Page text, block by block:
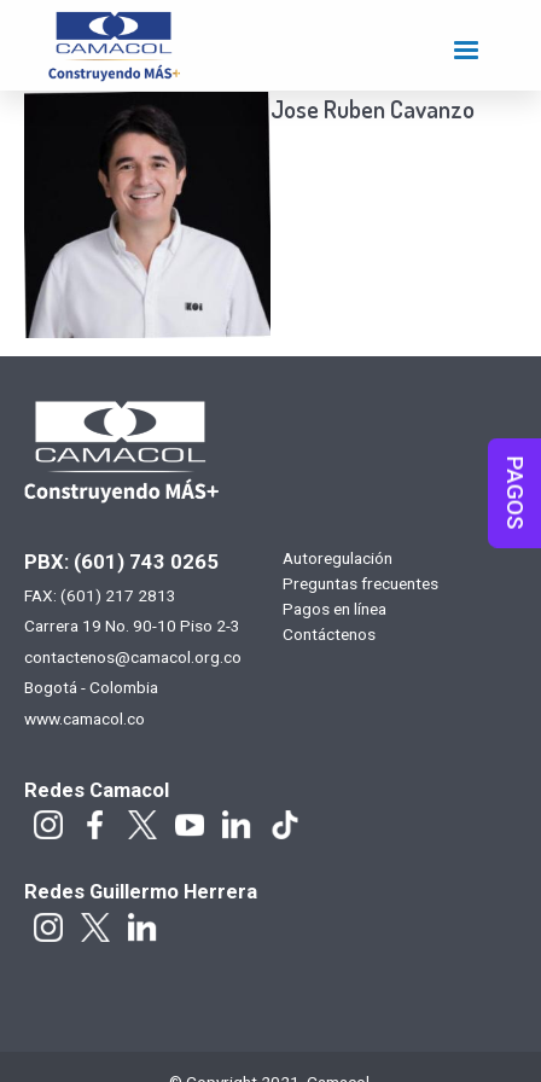
contenido
principal
Jose Ruben Cavanzo
PAGOS
PBX: (601) 743 0265
FAX: (601) 217 2813
Carrera 19 No. 90-10 Piso 2-3
contactenos@camacol.org.co
Bogotá - Colombia
www.camacol.co
Menú
footer
Autoregulación
Preguntas frecuentes
Pagos en línea
Contáctenos
Redes Camacol
Redes Guillermo Herrera